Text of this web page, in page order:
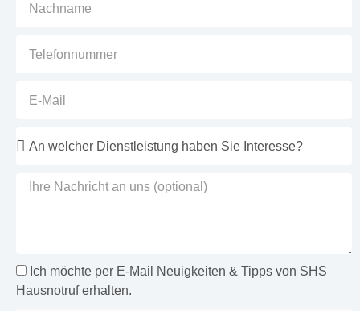
Ich möchte per E-Mail Neuigkeiten & Tipps von SHS
Hausnotruf erhalten.